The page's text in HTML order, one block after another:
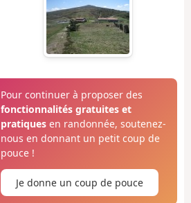
Pour continuer à proposer des
fonctionnalités gratuites et
pratiquesen randonnée, soutenez-
nous en donnant un petit coup de
pouce !
Je donne un coup de pouce